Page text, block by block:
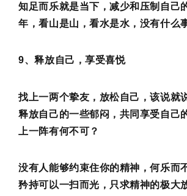
知足而乐就是当下，减少和压制自己
年，看山是山，看水是水，没有什么
9、释放自己，享受喜悦
找上一两个挚友，放松自己，该说就
释放自己的一些郁闷，共同享受自己
上一阵有何不可？
没有人能够约束住你的精神，何乐而
矜持可以一扫而光，只求精神的极大